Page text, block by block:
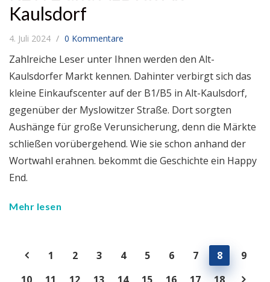
Kaulsdorf
4. Juli 2024 0 Kommentare
Zahlreiche Leser unter Ihnen werden den Alt-
Kaulsdorfer Markt kennen. Dahinter verbirgt sich das
kleine Einkaufscenter auf der B1/B5 in Alt-Kaulsdorf,
gegenüber der Myslowitzer Straße. Dort sorgten
Aushänge für große Verunsicherung, denn die Märkte
schließen vorübergehend. Wie sie schon anhand der
Wortwahl erahnen. bekommt die Geschichte ein Happy
End.
Mehr lesen
1 2 3 4 5 6 7 8
9